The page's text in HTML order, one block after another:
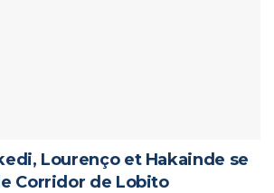
Lourenço et Hakainde se
Corridor de Lobito